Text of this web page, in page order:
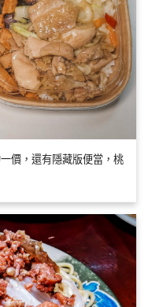
價，還有隱藏版便當，桃